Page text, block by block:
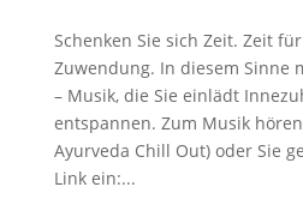
Schenken Sie sich Zeit. Zeit
Zuwendung. In diesem Sinne
– Musik, die Sie einlädt
entspannen. Zum Musik
Ayurveda Chill Out) oder Sie
Link ein:...